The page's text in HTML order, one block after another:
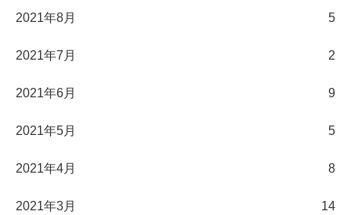
2021年8月 5
2021年7月 2
2021年6月 9
2021年5月 5
2021年4月 8
2021年3月 14